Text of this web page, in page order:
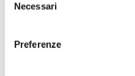
delNecessari
Preferenze